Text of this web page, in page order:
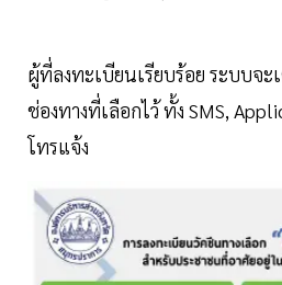
ผู้ที่ลงทะเบียนเรียบร้อย ระบบจ
ช่องทางที่เลือกไว้ ทั้ง SMS,
โทรแจ้ง